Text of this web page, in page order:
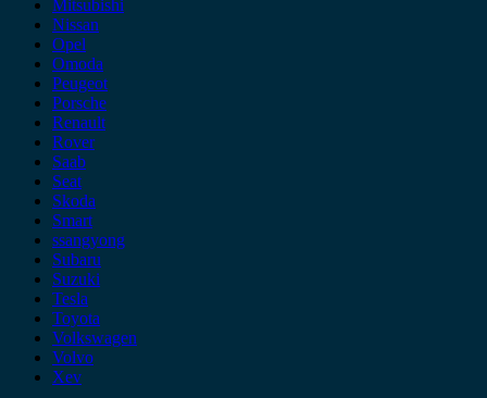
Mitsubishi
Nissan
Opel
Omoda
Peugeot
Porsche
Renault
Rover
Saab
Seat
Skoda
Smart
ssangyong
Subaru
Suzuki
Tesla
Toyota
Volkswagen
Volvo
Xev